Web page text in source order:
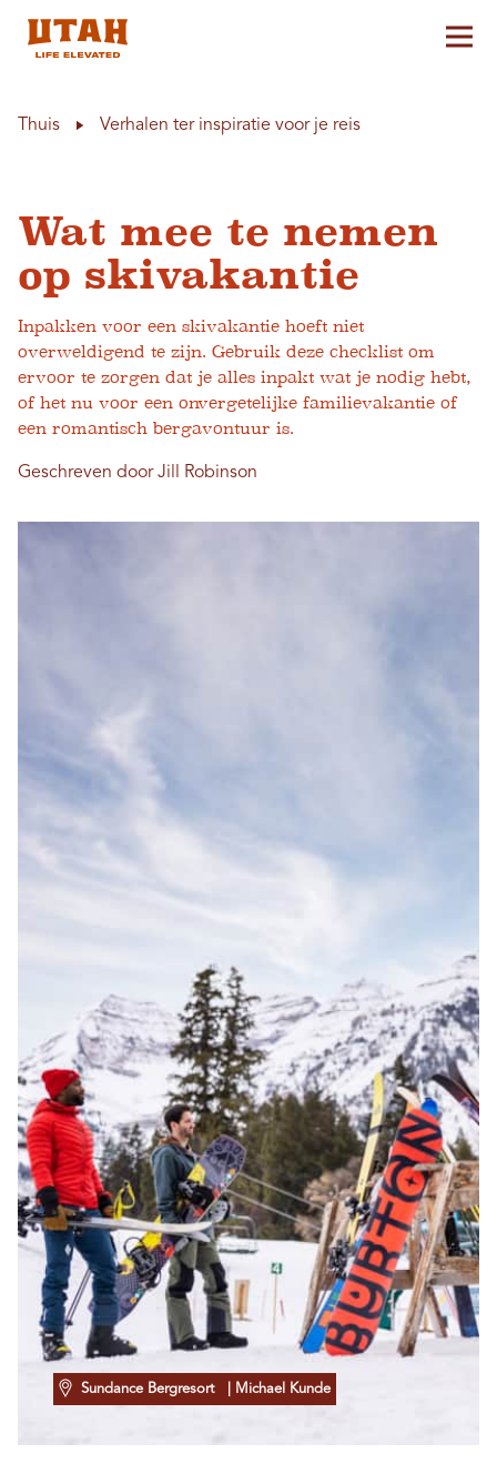
Thuis Verhalen ter inspiratie voor je reis
Wat mee te nemen
op skivakantie
Inpakken voor een skivakantie hoeft niet
overweldigend te zijn. Gebruik deze checklist om
ervoor te zorgen dat je alles inpakt wat je nodig hebt,
of het nu voor een onvergetelijke familievakantie of
een romantisch bergavontuur is.
Geschreven door Jill Robinson
Sundance Bergresort | Michael Kunde